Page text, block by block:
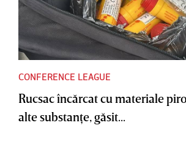
CONFERENCE LEAGUE
Rucsac încărcat cu materiale
alte substanţe, găsit...